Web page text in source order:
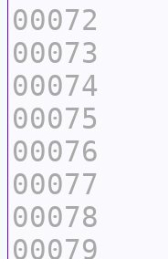
00072
00073
00074
00075
00076
00077
00078
00079